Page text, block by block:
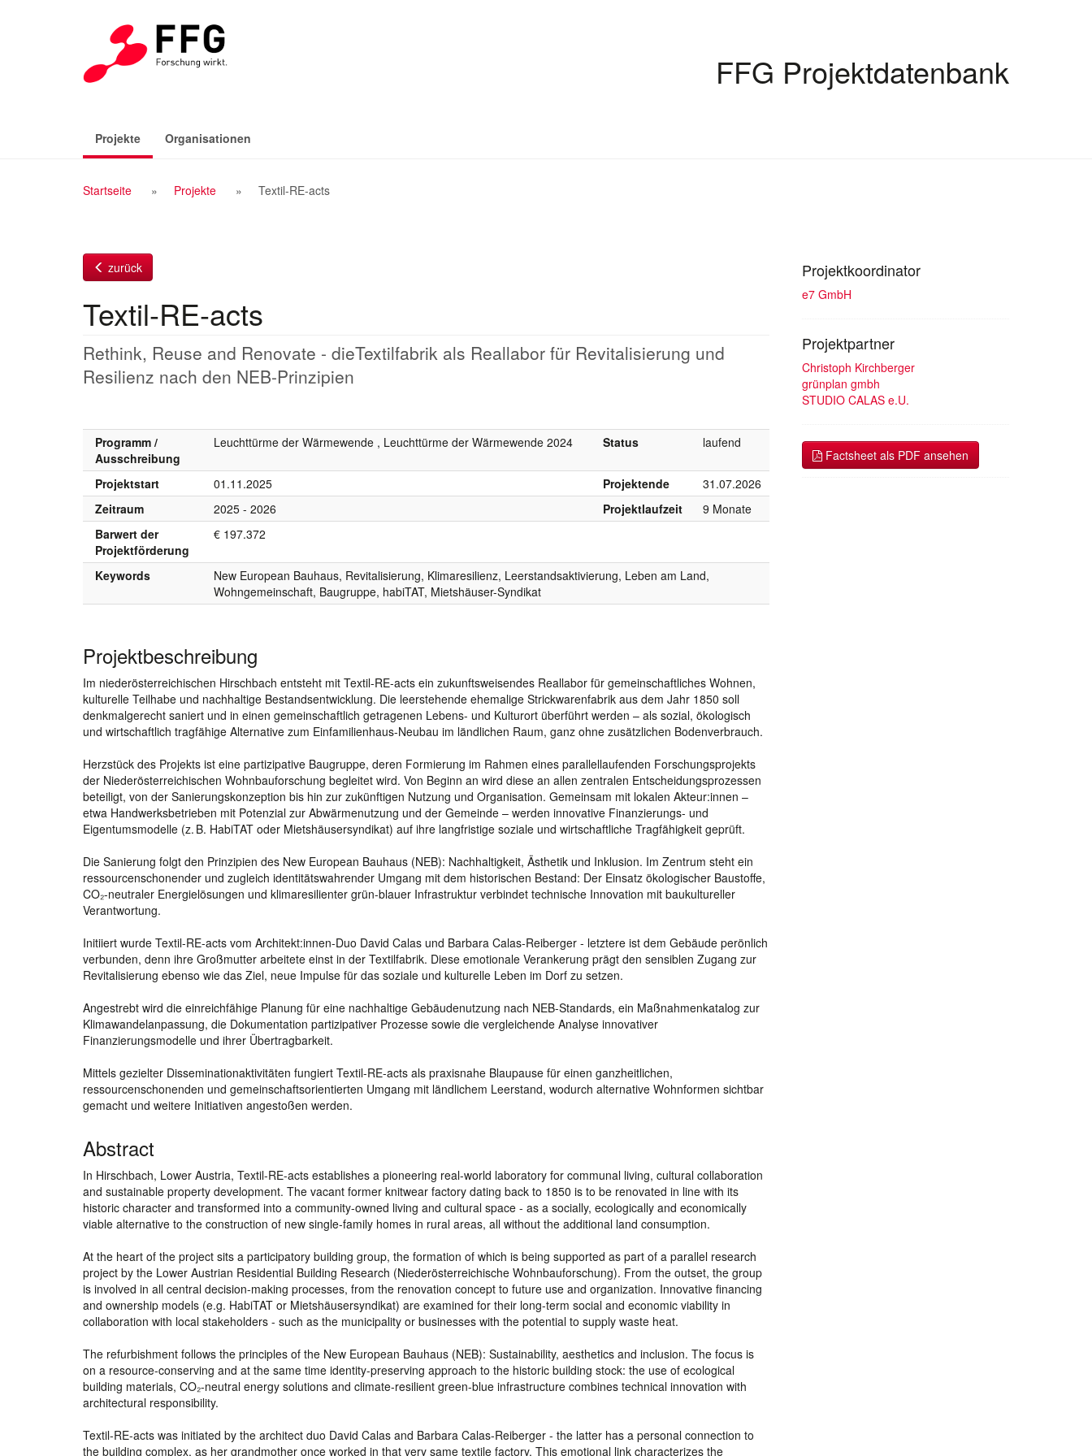
FFG Projektdatenbank
Projekte(aktiv)Organisationen
Breadcrumb
Startseite Projekte Textil-RE-acts
zurück
Textil-RE-acts
Rethink, Reuse and Renovate - dieTextilfabrik als Reallabor für Revitalisierung und
Resilienz nach den NEB-Prinzipien
Programm /
Ausschreibung
Leuchttürme der Wärmewende , Leuchttürme der Wärmewende 2024 Status laufend
Projektstart 01.11.2025 Projektende
31.07.2026
Zeitraum
2025 - 2026 Projektlaufzeit
9 Monate
Barwert der
Projektförderung
€ 197.372
Keywords
New European Bauhaus, Revitalisierung, Klimaresilienz, Leerstandsaktivierung, Leben am Land,
Wohngemeinschaft, Baugruppe, habiTAT, Mietshäuser-Syndikat
Projektbeschreibung
Im niederösterreichischen Hirschbach entsteht mit Textil-RE-acts ein zukunftsweisendes Reallabor für gemeinschaftliches Wohnen,
kulturelle Teilhabe und nachhaltige Bestandsentwicklung. Die leerstehende ehemalige Strickwarenfabrik aus dem Jahr 1850 soll
denkmalgerecht saniert und in einen gemeinschaftlich getragenen Lebens- und Kulturort überführt werden – als sozial, ökologisch
und wirtschaftlich tragfähige Alternative zum Einfamilienhaus-Neubau im ländlichen Raum, ganz ohne zusätzlichen Bodenverbrauch.
Herzstück des Projekts ist eine partizipative Baugruppe, deren Formierung im Rahmen eines parallellaufenden Forschungsprojekts
der Niederösterreichischen Wohnbauforschung begleitet wird. Von Beginn an wird diese an allen zentralen Entscheidungsprozessen
beteiligt, von der Sanierungskonzeption bis hin zur zukünftigen Nutzung und Organisation. Gemeinsam mit lokalen Akteur:innen –
etwa Handwerksbetrieben mit Potenzial zur Abwärmenutzung und der Gemeinde – werden innovative Finanzierungs- und
Eigentumsmodelle (z. B. HabiTAT oder Mietshäusersyndikat) auf ihre langfristige soziale und wirtschaftliche Tragfähigkeit geprüft.
Die Sanierung folgt den Prinzipien des New European Bauhaus (NEB): Nachhaltigkeit, Ästhetik und Inklusion. Im Zentrum steht ein
ressourcenschonender und zugleich identitätswahrender Umgang mit dem historischen Bestand: Der Einsatz ökologischer Baustoffe,
CO₂-neutraler Energielösungen und klimaresilienter grün-blauer Infrastruktur verbindet technische Innovation mit baukultureller
Verantwortung.
Initiiert wurde Textil-RE-acts vom Architekt:innen-Duo David Calas und Barbara Calas-Reiberger - letztere ist dem Gebäude perönlich
verbunden, denn ihre Großmutter arbeitete einst in der Textilfabrik. Diese emotionale Verankerung prägt den sensiblen Zugang zur
Revitalisierung ebenso wie das Ziel, neue Impulse für das soziale und kulturelle Leben im Dorf zu setzen.
Angestrebt wird die einreichfähige Planung für eine nachhaltige Gebäudenutzung nach NEB-Standards, ein Maßnahmenkatalog zur
Klimawandelanpassung, die Dokumentation partizipativer Prozesse sowie die vergleichende Analyse innovativer
Finanzierungsmodelle und ihrer Übertragbarkeit.
Mittels gezielter Disseminationaktivitäten fungiert Textil-RE-acts als praxisnahe Blaupause für einen ganzheitlichen,
ressourcenschonenden und gemeinschaftsorientierten Umgang mit ländlichem Leerstand, wodurch alternative Wohnformen sichtbar
gemacht und weitere Initiativen angestoßen werden.
Abstract
In Hirschbach, Lower Austria, Textil-RE-acts establishes a pioneering real-world laboratory for communal living, cultural collaboration
and sustainable property development. The vacant former knitwear factory dating back to 1850 is to be renovated in line with its
historic character and transformed into a community-owned living and cultural space - as a socially, ecologically and economically
viable alternative to the construction of new single-family homes in rural areas, all without the additional land consumption.
At the heart of the project sits a participatory building group, the formation of which is being supported as part of a parallel research
project by the Lower Austrian Residential Building Research (Niederösterreichische Wohnbauforschung). From the outset, the group
is involved in all central decision-making processes, from the renovation concept to future use and organization. Innovative financing
and ownership models (e.g. HabiTAT or Mietshäusersyndikat) are examined for their long-term social and economic viability in
collaboration with local stakeholders - such as the municipality or businesses with the potential to supply waste heat.
The refurbishment follows the principles of the New European Bauhaus (NEB): Sustainability, aesthetics and inclusion. The focus is
on a resource-conserving and at the same time identity-preserving approach to the historic building stock: the use of ecological
building materials, CO₂-neutral energy solutions and climate-resilient green-blue infrastructure combines technical innovation with
architectural responsibility.
Textil-RE-acts was initiated by the architect duo David Calas and Barbara Calas-Reiberger - the latter has a personal connection to
the building complex, as her grandmother once worked in that very same textile factory. This emotional link characterizes the
Projektkoordinator
e7 GmbH
Projektpartner
Christoph Kirchberger
grünplan gmbh
STUDIO CALAS e.U.
Factsheet als PDF ansehen